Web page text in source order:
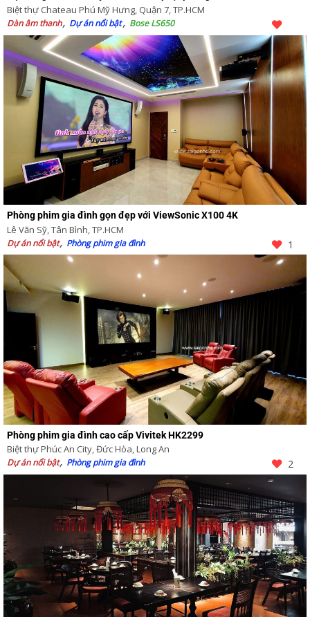
Biệt thự Chateau Phú Mỹ Hưng, Quận 7, TP.HCM
Dàn âm thanh Dự án nổi bật Bose LS650
Phòng phim gia đình gọn đẹp với ViewSonic X100 4K
Lê Văn Sỹ, Tân Bình, TP.HCM
Dự án nổi bật Phòng phim gia đình 1
Phòng phim gia đình cao cấp Vivitek HK2299
Biệt thự Phúc An City, Đức Hòa, Long An
Dự án nổi bật Phòng phim gia đình 2